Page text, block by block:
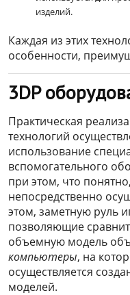
изделий.
Каждая из этих
особенности,
3DP
Практическая
технологий
использование
вспомогательного
при этом, что
непосредственно
этом, заметную руль
позволяющие
объемную модель
компьютеры, на
осуществляется
моделей.